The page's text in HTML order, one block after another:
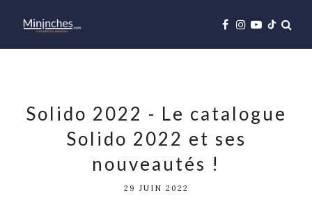
Solido 2022 - Le catalogue
Solido 2022 et ses
nouveautés !
29 JUIN 2022